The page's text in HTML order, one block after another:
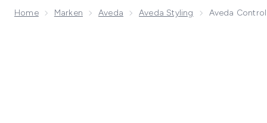
Home Marken Aveda Aveda Styling Aveda